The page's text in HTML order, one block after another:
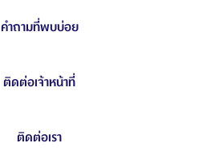
คำถามที่พบบ่อย
ติดต่อเจ้าหน้าที่
ติดต่อเรา